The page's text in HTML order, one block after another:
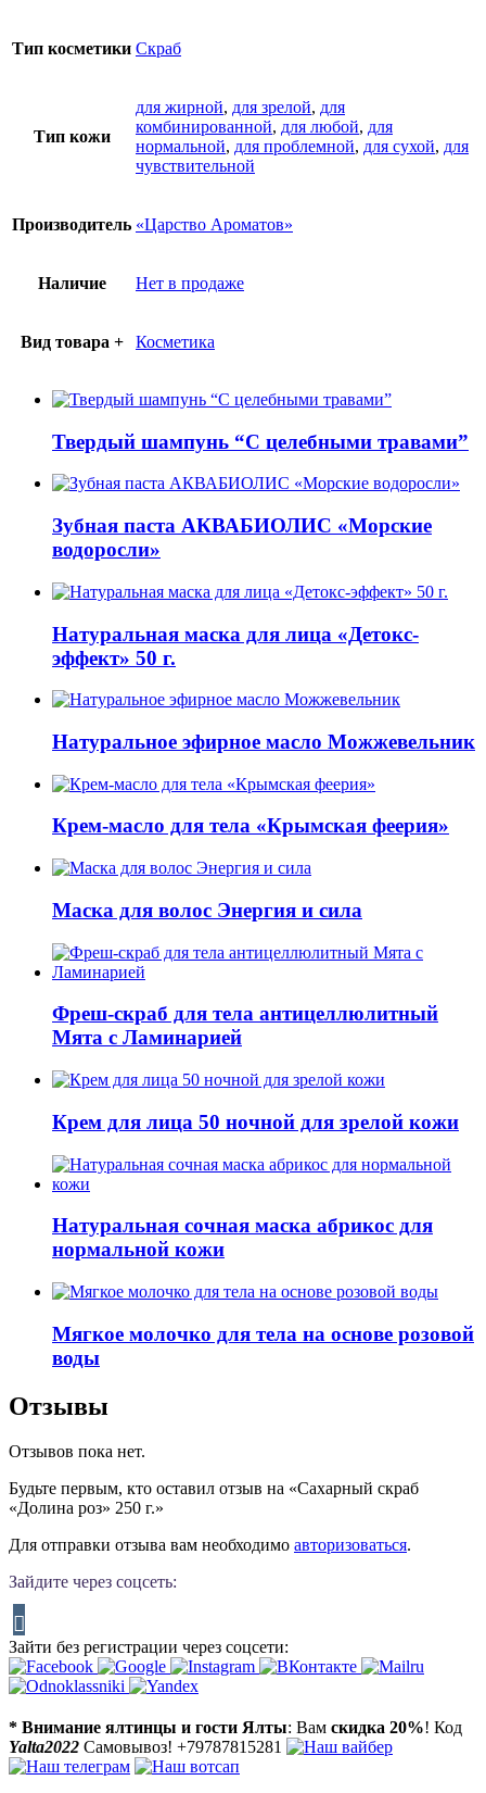
Тип косметики Скраб
Тип кожи
для жирной, для зрелой, для
комбинированной, для любой, для
нормальной, для проблемной, для сухой, для
чувствительной
Производитель «Царство Ароматов»
Наличие Нет в продаже
Вид товара + Косметика
Твердый шампунь “С целебными травами”
Зубная паста АКВАБИОЛИС «Морские
водоросли»
Натуральная маска для лица «Детокс-
эффект» 50 г.
Натуральное эфирное масло Можжевельник
Крем-масло для тела «Крымская феерия»
Маска для волос Энергия и сила
Фреш-скраб для тела антицеллюлитный
Мята с Ламинарией
Крем для лица 50 ночной для зрелой кожи
Натуральная сочная маска абрикос для
нормальной кожи
Мягкое молочко для тела на основе розовой
воды
Отзывы
Отзывов пока нет.
Будьте первым, кто оставил отзыв на «Сахарный скраб
«Долина роз» 250 г.»
Для отправки отзыва вам необходимо авторизоваться.
Зайдите через соцсеть:
Зайти без регистрации через соцсети:
* Внимание ялтинцы и гости Ялты: Вам скидка 20%! Код
Yalta2022 Самовывоз! +79787815281